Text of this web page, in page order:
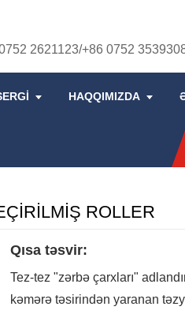
2621123/+86 0752
HAQQIMIZDA
ROLLER
Qısa təsvir:
Tez-tez "zərbə çarxları"
kəmərə təsirindən yaranan